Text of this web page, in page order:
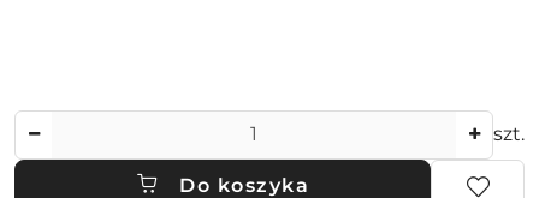
szt.
Do koszyka